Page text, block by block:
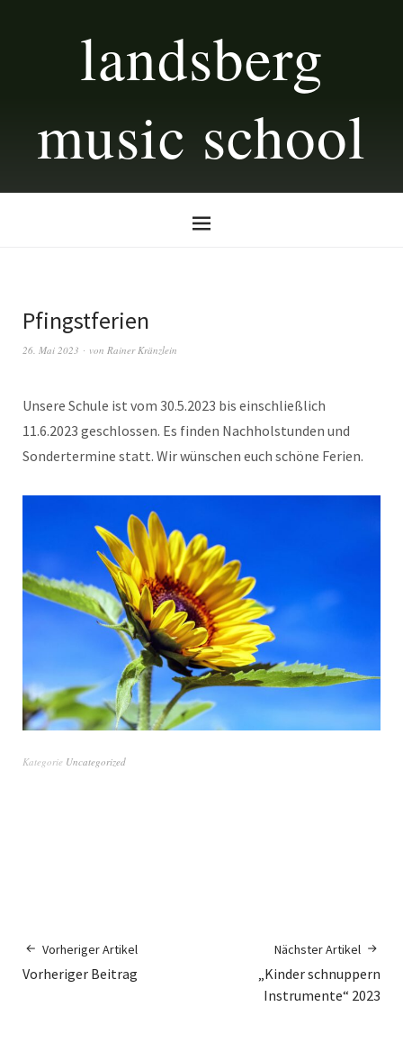
landsberg
music school
Pfingstferien
26. Mai 2023 von Rainer Kränzlein
Unsere Schule ist vom 30.5.2023 bis einschließlich
11.6.2023 geschlossen. Es finden Nachholstunden und
Sondertermine statt. Wir wünschen euch schöne Ferien.
Kategorie Uncategorized
Vorheriger Artikel
Vorheriger Beitrag
Nächster Artikel
„Kinder schnuppern
Instrumente“ 2023